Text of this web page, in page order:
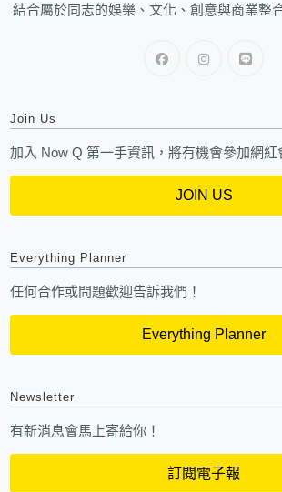
結合屬於同志的娛樂、文化、創意與商業整
Join Us
加入 Now Q 第一手資訊，將有機會參加網紅
JOIN US
Everything Planner
任何合作或問題歡迎告訴我們！
Everything Planner
Newsletter
有新消息會馬上寄給你！
訂閱電子報